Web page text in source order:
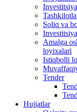
Soliq va
Аmalga
loyixalari
Istiqbolli
Tender
Hujjatlar